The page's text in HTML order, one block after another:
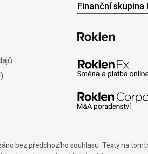
Finanční skupina
bez předchozího souhlasu. Texty na